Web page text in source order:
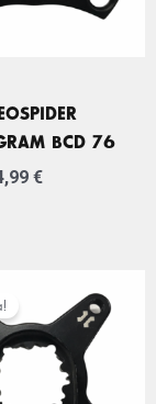
BCD 76
€
€.
PRECIO
ACTUAL
ES:
29,99 €.